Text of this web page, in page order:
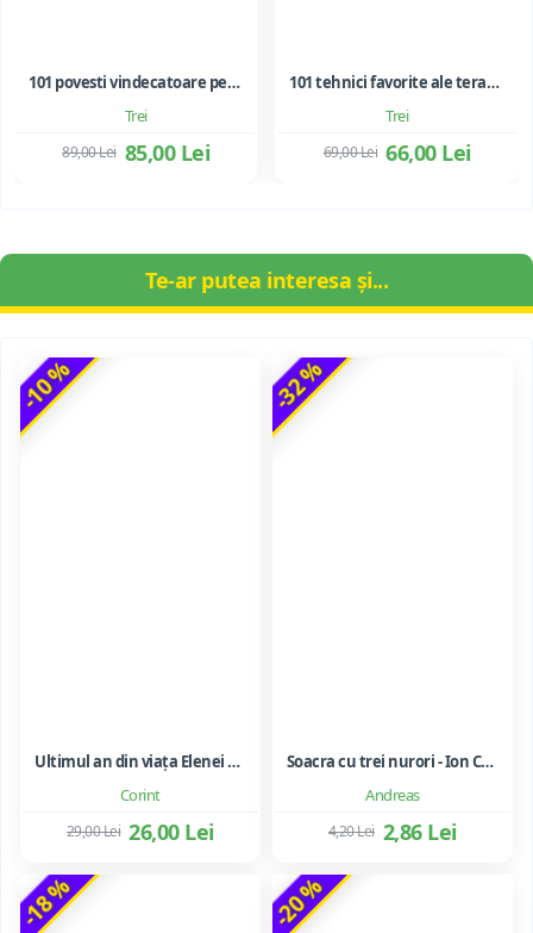
Trei
101 povesti vindecatoare pentru copii si adolescenti. Folosirea metaforelor in terapie
85,00 Lei
89,00 Lei
Trei
101 tehnici favorite ale terapiei prin joc
66,00 Lei
69,00 Lei
Te-ar putea interesa și...
-10 %
Corint
Ultimul an din viața Elenei Ceaușescu - LAVINIA BETEA
26,00 Lei
29,00 Lei
-32 %
Andreas
Soacra cu trei nurori - Ion Creanga
2,86 Lei
4,20 Lei
-18 % -20 %